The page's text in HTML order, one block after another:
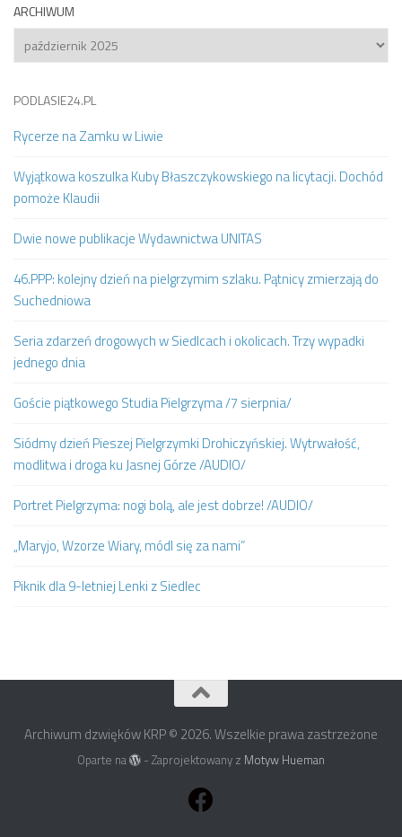
ARCHIWUM
Archiwum
PODLASIE24.PL
Rycerze na Zamku w Liwie
Wyjątkowa koszulka Kuby Błaszczykowskiego na licytacji. Dochód
pomoże Klaudii
Dwie nowe publikacje Wydawnictwa UNITAS
46.PPP: kolejny dzień na pielgrzymim szlaku. Pątnicy zmierzają do
Suchedniowa
Seria zdarzeń drogowych w Siedlcach i okolicach. Trzy wypadki
jednego dnia
Goście piątkowego Studia Pielgrzyma /7 sierpnia/
Siódmy dzień Pieszej Pielgrzymki Drohiczyńskiej. Wytrwałość,
modlitwa i droga ku Jasnej Górze /AUDIO/
Portret Pielgrzyma: nogi bolą, ale jest dobrze! /AUDIO/
„Maryjo, Wzorze Wiary, módl się za nami”
Piknik dla 9-letniej Lenki z Siedlec
Archiwum dzwięków KRP © 2026. Wszelkie prawa zastrzeżone
Oparte na - Zaprojektowany z Motyw Hueman